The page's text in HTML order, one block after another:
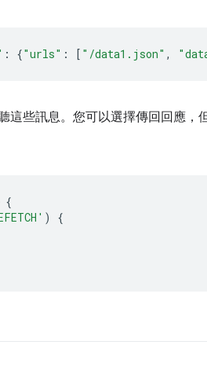
: {"urls" : [ "/data1.json" ,
這些訊息。您可以選擇傳回回應，
{
)
{